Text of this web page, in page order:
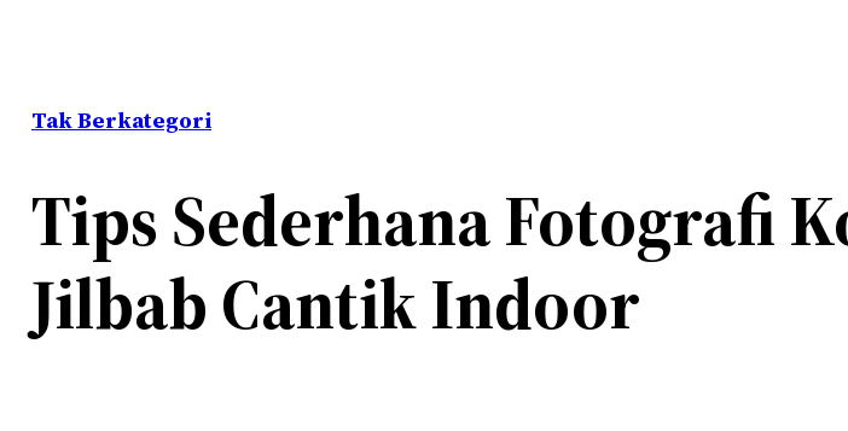
Tak Berkategori
Tips Sederhana Fotografi
Jilbab Cantik Indoor